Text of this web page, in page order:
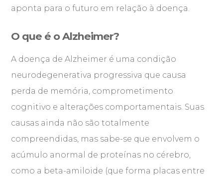
aponta para o futuro em relação à doença.
O que é o Alzheimer?
A doença de Alzheimer é uma condição
neurodegenerativa progressiva que causa
perda de memória, comprometimento
cognitivo e alterações comportamentais. Suas
causas ainda não são totalmente
compreendidas, mas sabe-se que envolvem o
acúmulo anormal de proteínas no cérebro,
como a beta-amiloide (que forma placas entre